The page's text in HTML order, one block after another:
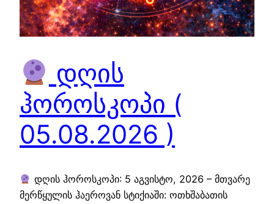
დღის
ჰოროსკოპი (
05.08.2026 )
დღის ჰოროსკოპი: 5 აგვისტო, 2026 – მთვარე
მერწყულის ჰაეროვან სტიქიაში: ოთხშაბათის